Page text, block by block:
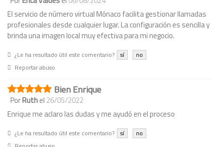
El servicio de número virtual Mónaco facilita gestionar llamadas
profesionales desde cualquier lugar. La configuración es sencilla y
brinda una imagen local muy efectiva para mi negocio.
¿Le ha resultado útil este comentario? sí
no
Reportar abuso
Bien Enrique
PorRuthel 26/05/2022
Enrique me aclaro las dudas y me ayudó en el proceso
¿Le ha resultado útil este comentario? sí
no